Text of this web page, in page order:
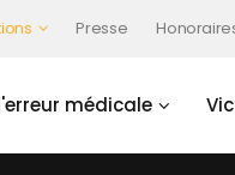
Presse
médicale